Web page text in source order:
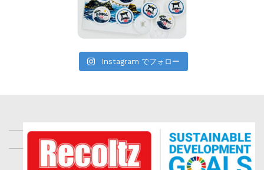
Instagram でフォロー